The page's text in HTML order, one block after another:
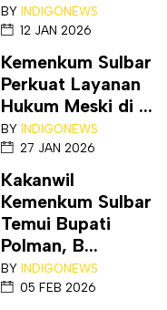
BY INDIGONEWS
12 JAN 2026
Kemenkum Sulbar
Perkuat Layanan
Hukum Meski di ...
BY INDIGONEWS
27 JAN 2026
Kakanwil
Kemenkum Sulbar
Temui Bupati
Polman, B...
BY INDIGONEWS
05 FEB 2026